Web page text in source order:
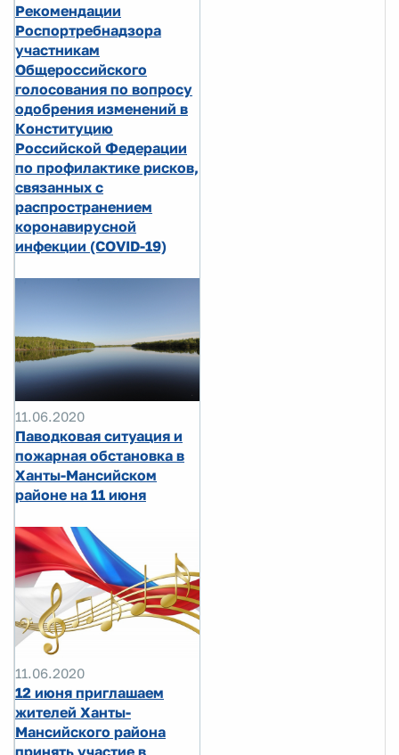
Рекомендации
Роспортребнадзора
участникам
Общероссийского
голосования по вопросу
одобрения изменений в
Конституцию
Российской Федерации
по профилактике рисков,
связанных с
распространением
коронавирусной
инфекции (COVID-19)
11.06.2020
Паводковая ситуация и
пожарная обстановка в
Ханты-Мансийском
районе на 11 июня
11.06.2020
12 июня приглашаем
жителей Ханты-
Мансийского района